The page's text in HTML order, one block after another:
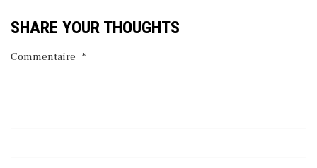
SHARE YOUR THOUGHTS
Commentaire *